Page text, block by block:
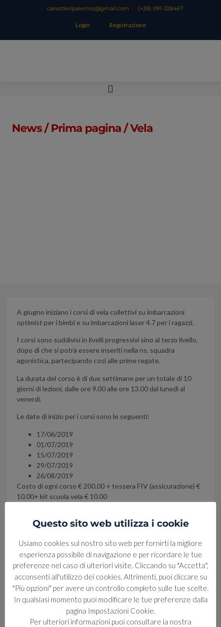
canottieripalermo@gmail.com (+39) 091-328467
Login Registrazione
News/ Prima pagina /Vela
A giugno iniziano i corsi di vela collettivi su imbarcazioni
optimist per i bimbi e su imbarcazioni laser 4.7 per i ragazzi.
I corsi sono suddivisi in livelli progressivi sino al terzo livello,
dopo di che si potrà essere inseriti nella ns. squadra
agonistica, partecipando così alle prime regate.
La durata del corso è di due settimane per un totale di 10
giorni di lezioni, dalle ore 9.00 alle ore 13.00 dal lunedì al
venerdì.
Le date di inizio per i corsi sono le seguenti:
17/06/2019
01/07/2019
15/07/2019
29/07/2019
26/08/2019
Costo di ogni corso € 200.00 + tessera FIV (assicurazione) €
10.00+ kit scuola vela € 10.00
Condividi sui social
Facebook X LinkedIn WhatsApp
Questo sito web utilizza i cookie
Usiamo cookies sul nostro sito web per fornirti la migliore
esperienza possibile di navigazione e per ricordare le tue
preferenze nel caso di ulteriori visite. Cliccando su "Accetta",
acconsenti all'utilizzo dei cookies. Altrimenti, puoi cliccare su
"Più opzioni" per avere un controllo completo sulle tue scelte.
In qualsiasi momento puoi modificare le tue preferenze dalla
pagina Impostazioni Cookie.
Per ulteriori informazioni puoi consultare la nostra